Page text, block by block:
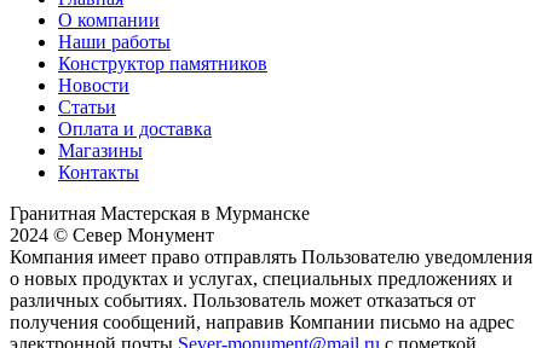
О компании
Наши работы
Конструктор памятников
Новости
Статьи
Оплата и доставка
Магазины
Контакты
Гранитная Мастерская в Мурманске
2024 © Север Монумент
Компания имеет право отправлять Пользователю уведомления
о новых продуктах и услугах, специальных предложениях и
различных событиях. Пользователь может отказаться от
получения сообщений, направив Компании письмо на адрес
электронной почты Sever-monument@mail.ru с пометкой